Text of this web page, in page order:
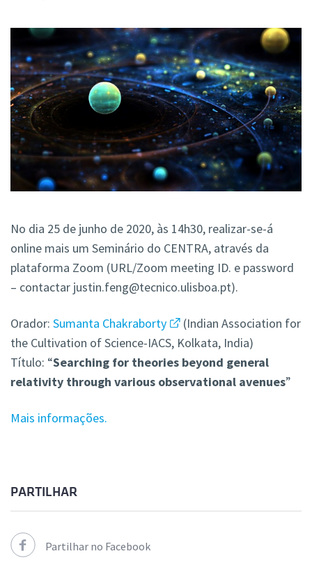
No dia 25 de junho de 2020, às 14h30, realizar-se-á
online mais um Seminário do CENTRA, através da
plataforma Zoom (URL/Zoom meeting ID. e password
– contactar justin.feng@tecnico.ulisboa.pt).
Orador: Sumanta Chakraborty
(Indian Association for
the Cultivation of Science-IACS, Kolkata, India)
Título: “Searching for theories beyond general
relativity through various observational avenues”
Mais informações.
PARTILHAR
Partilhar no Facebook